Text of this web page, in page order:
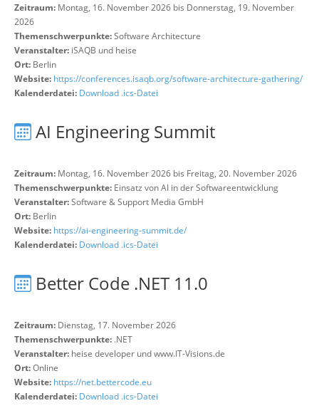
Zeitraum: Montag, 16. November 2026 bis Donnerstag, 19. November
2026
Themenschwerpunkte:Software Architecture
Veranstalter: iSAQB und heise
Ort: Berlin
Website: https://conferences.isaqb.org/software-architecture-gathering/
Kalenderdatei: Download .ics-Datei
AI Engineering Summit
Zeitraum: Montag, 16. November 2026 bis Freitag, 20. November 2026
Themenschwerpunkte: Einsatz von AI in der Softwareentwicklung
Veranstalter:Software & Support Media GmbH
Ort: Berlin
Website: https://ai-engineering-summit.de/
Kalenderdatei: Download .ics-Datei
Better Code .NET 11.0
Zeitraum: Dienstag, 17. November 2026
Themenschwerpunkte: .NET
Veranstalter: heise developer und www.IT-Visions.de
Ort:Online
Website: https://net.bettercode.eu
Kalenderdatei: Download .ics-Datei